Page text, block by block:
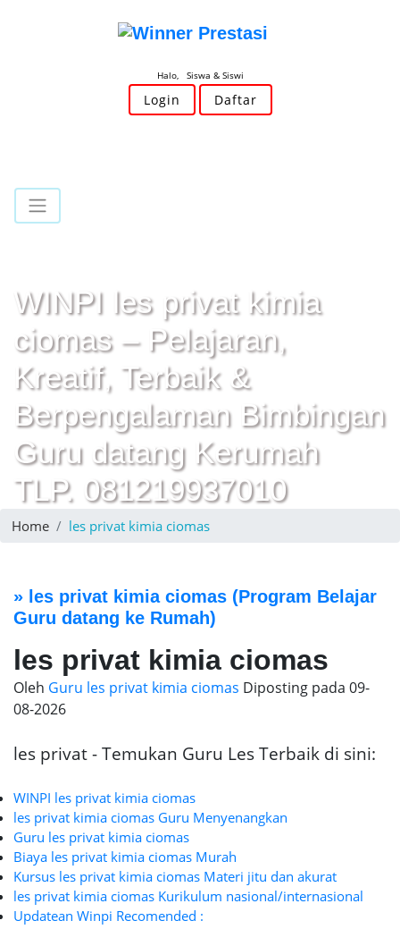
Halo, Siswa & Siswi
Login Daftar
WINPI les privat kimia
ciomas – Pelajaran,
Kreatif, Terbaik &
Berpengalaman Bimbingan
Guru datang Kerumah
TLP. 081219937010
Home les privat kimia ciomas
» les privat kimia ciomas (Program Belajar
Guru datang ke Rumah)
les privat kimia ciomas
Oleh Guru les privat kimia ciomas Diposting pada 09-
08-2026
les privat - Temukan Guru Les Terbaik di sini:
WINPI les privat kimia ciomas
les privat kimia ciomas Guru Menyenangkan
Guru les privat kimia ciomas
Biaya les privat kimia ciomas Murah
Kursus les privat kimia ciomas Materi jitu dan akurat
les privat kimia ciomas Kurikulum nasional/internasional
Updatean Winpi Recomended :